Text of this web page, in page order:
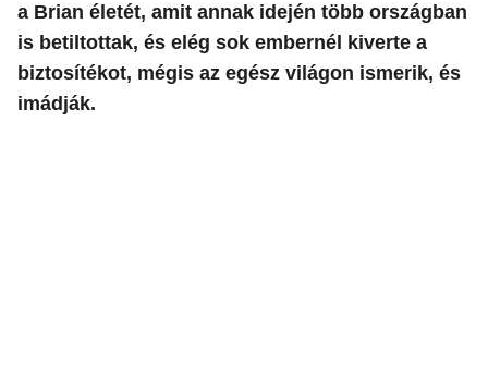
a Brian életét, amit annak idején több országban
is betiltottak, és elég sok embernél kiverte a
biztosítékot, mégis az egész világon ismerik, és
imádják.